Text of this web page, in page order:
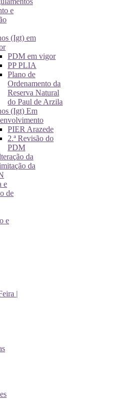
e
(Igt) em
PDM em vigor
PP PLIA
Plano de
Ordenamento da
Reserva Natural
do Paul de Arzila
(Igt) Em
PIER Arazede
2.ª Revisão do
PDM
da
da
e
de
e
|